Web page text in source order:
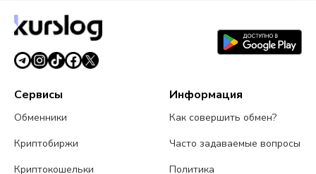
Сервисы
Обменники
Криптобиржи
Криптокошельки
Информация
Как совершить обмен?
Часто задаваемые вопросы
Политика